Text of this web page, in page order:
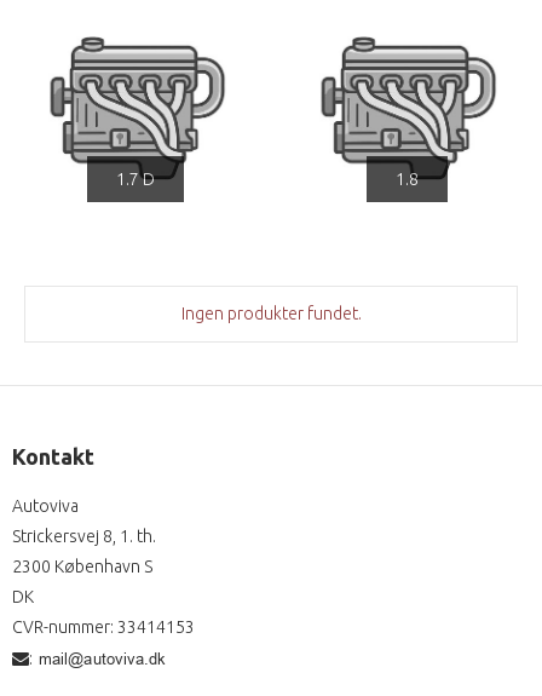
1.7 D 1.8
Ingen produkter fundet.
Kontakt
Autoviva
Strickersvej 8, 1. th.
2300 København S
DK
CVR-nummer: 33414153
: